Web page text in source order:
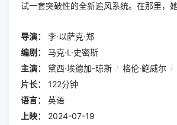
试一套突破性的全新追风系统。在那里，
又颇具魅力的泰勒带领着一支团队四处追
临，前所未见的骇人风暴也频繁出现。凯
队必须争分夺秒，才有可能在多个龙卷风
天。
导演：
李·以萨克·郑
编剧：
马克·L·史密斯
主演：
黛西·埃德加-琼斯 / 格伦·鲍威尔 /
片长：
122分钟
语言：
英语
上映：
2024-07-19